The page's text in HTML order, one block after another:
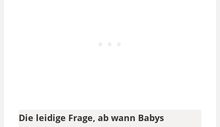
Die leidige Frage, ab wann Babys